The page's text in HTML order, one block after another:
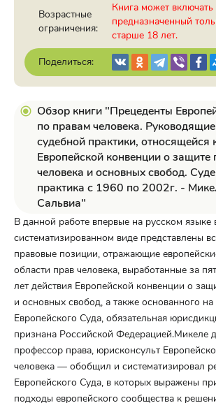
Возрастные
ограничения:
Книга может включать
предназначенный
старше 18 лет.
Поделиться:
Обзор книги "Прецеденты
по правам человека.
судебной практики, относящейся
Европейской конвенции о защите
человека и основных свобод.
практика с 1960 по 2002г. -
Сальвиа"
В данной работе впервые на русском языке
систематизированном виде представлены
правовые позиции, отражающие
области прав человека, выработанные за
лет действия Европейской конвенции о
и основных свобод, а также основанного
Европейского Суда, обязательная
признана Российской Федерацией.Микеле
профессор права, юрисконсульт
человека — обобщил и систематизировал
Европейского Суда, в которых выражены
подходы европейского сообщества к